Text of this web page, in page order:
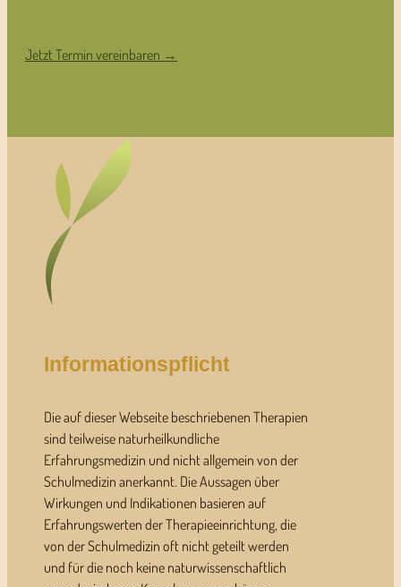
Jetzt Termin vereinbaren →
Informationspflicht
Die auf dieser Webseite beschriebenen Therapien
sind teilweise naturheilkundliche
Erfahrungsmedizin und nicht allgemein von der
Schulmedizin anerkannt. Die Aussagen über
Wirkungen und Indikationen basieren auf
Erfahrungswerten der Therapieeinrichtung, die
von der Schulmedizin oft nicht geteilt werden
und für die noch keine naturwissenschaftlich